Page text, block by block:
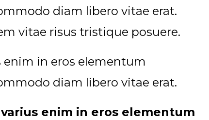
diam libero vitae erat.
vitae risus tristique posuere.
enim in eros elementum
diam libero vitae erat.
enim in eros elementum